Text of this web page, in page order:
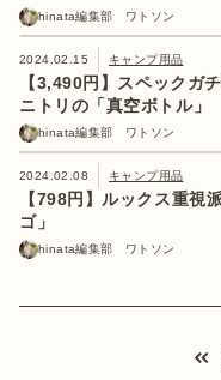
hinata編集部 ワトソン
2024.02.15 キャンプ用品
【3,490円】スペックガ
ニトリの「真空ボトル」
hinata編集部 ワトソン
2024.02.08 キャンプ用品
【798円】ルックス重視
ゴ」
hinata編集部 ワトソン